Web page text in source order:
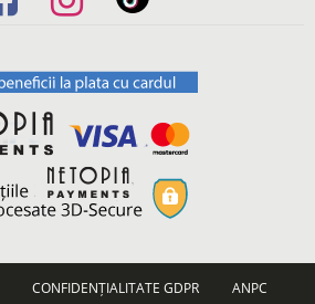
CONFIDENȚIALITATE GDPR
ANPC